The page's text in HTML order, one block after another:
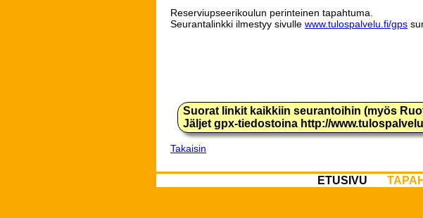
Reserviupseerikoulun perinteinen tapahtuma.
Seurantalinkki ilmestyy sivulle www.tulospalvelu.fi/gps
Suorat linkit kaikkiin seurantoihin (myös
Jäljet gpx-tiedostoina http://
Takaisin
ETUSIVU